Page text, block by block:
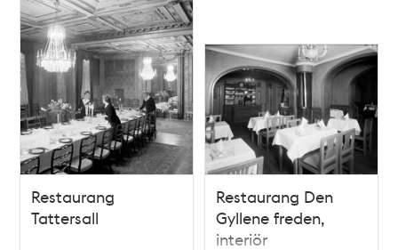
Restaurang
Tattersall
Restaurang Den
Gyllene freden,
interiör